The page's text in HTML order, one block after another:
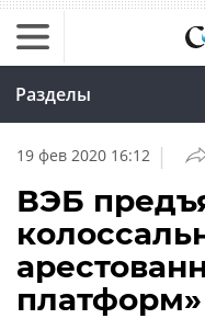
Разделы
19 фев 2020 16:12 |
ВЭБ
платформ»